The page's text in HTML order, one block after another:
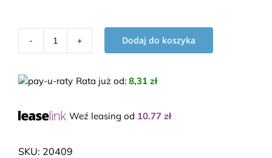
ilość
piersiowy
Bluetooth
Dodaj do koszyka
Rata już od: 8,31 zł
Weź leasing od 10.77 zł
SKU: 20409